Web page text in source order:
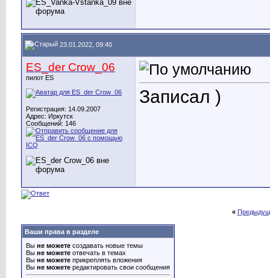
23.01.2022, 09:40
ES_der Crow_06
пилот ES
Регистрация: 14.09.2007
Адрес: Иркутск
Сообщений: 146
Записал )
«
Ваши права в разделе
Вы не можете создавать новые темы
Вы не можете отвечать в темах
Вы не можете прикреплять вложения
Вы не можете редактировать свои сообщения